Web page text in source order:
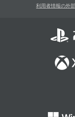
利用者情報の外